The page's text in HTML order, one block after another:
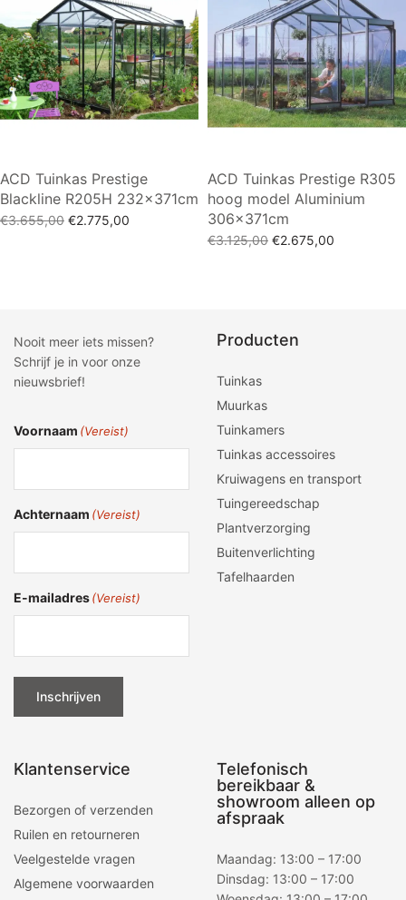
ACD Tuinkas Prestige
Blackline R205H 232x371cm
€3.655,00 Oorspronkelijke
€2.775,00
ACD Tuinkas Prestige R305
hoog model Aluminium
306x371cm
€3.125,00 Oorspronkelijke
€2.675,00
Nooit meer iets missen?
Schrijf je in voor onze
nieuwsbrief!
Voornaam (Vereist)
Achternaam (Vereist)
E-mailadres(Vereist)
Inschrijven
Producten
Tuinkas
Muurkas
Tuinkamers
Tuinkas accessoires
Kruiwagens en transport
Tuingereedschap
Plantverzorging
Buitenverlichting
Tafelhaarden
Klantenservice
Bezorgen of verzenden
Ruilen en retourneren
Veelgestelde vragen
Algemene voorwaarden
Telefonisch
bereikbaar &
showroom alleen op
afspraak
Maandag: 13:00 – 17:00
Dinsdag: 13:00 – 17:00